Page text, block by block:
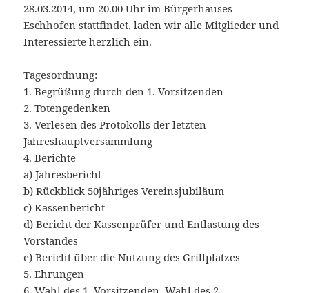
28.03.2014, um 20.00 Uhr im Bürgerhauses
Eschhofen stattfindet, laden wir alle Mitglieder und
Interessierte herzlich ein.
Tagesordnung:
1. Begrüßung durch den 1. Vorsitzenden
2. Totengedenken
3. Verlesen des Protokolls der letzten
Jahreshauptversammlung
4. Berichte
a) Jahresbericht
b) Rückblick 50jähriges Vereinsjubiläum
c) Kassenbericht
d) Bericht der Kassenprüfer und Entlastung des
Vorstandes
e) Bericht über die Nutzung des Grillplatzes
5. Ehrungen
6. Wahl des 1. Vorsitzenden, Wahl des 2.